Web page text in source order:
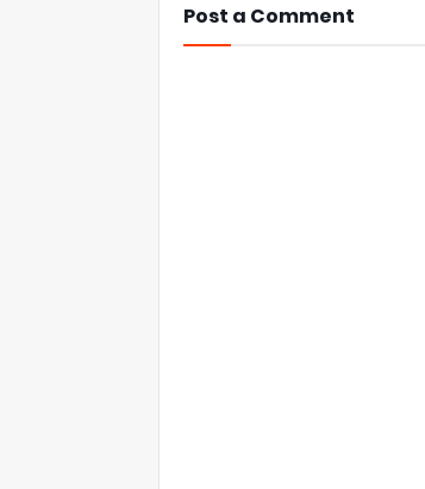
Post a Comment